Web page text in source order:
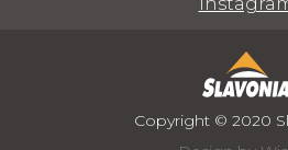
Copyright © 2020